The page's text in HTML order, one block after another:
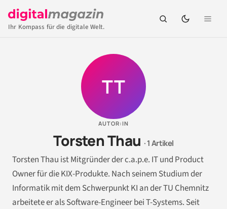
Ihr Kompass für die digitale Welt.
TT
AUTOR:IN
Torsten Thau · 1 Artikel
Torsten Thau ist Mitgründer der c.a.p.e. IT und Product
Owner für die KIX-Produkte. Nach seinem Studium der
Informatik mit dem Schwerpunkt KI an der TU Chemnitz
arbeitete er als Software-Engineer bei T-Systems. Seit